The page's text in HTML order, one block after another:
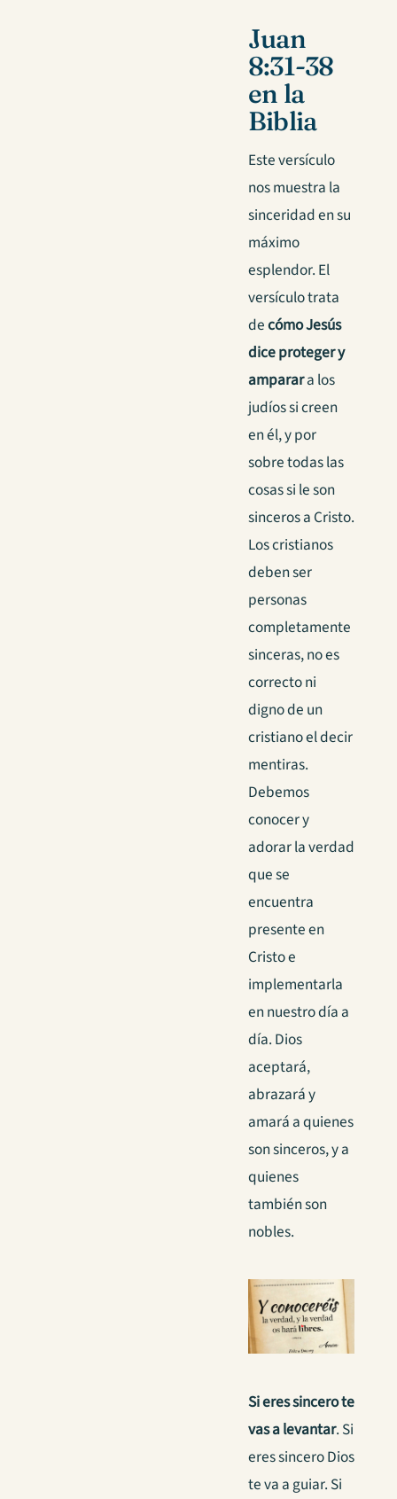
Juan
8:31-38
en la
Biblia
Este versículo
nos muestra la
sinceridad en su
máximo
esplendor. El
versículo trata
decómo Jesús
dice proteger y
amparara los
judíos si creen
en él, y por
sobre todas las
cosas si le son
sinceros a Cristo.
Los cristianos
deben ser
personas
completamente
sinceras, no es
correcto ni
digno de un
cristiano el decir
mentiras.
Debemos
conocer y
adorar la verdad
que se
encuentra
presente en
Cristo e
implementarla
en nuestro día a
día. Dios
aceptará,
abrazará y
amará a quienes
son sinceros, y a
quienes
también son
nobles.
Si eres sincero te
vas a levantar. Si
eres sincero Dios
te va a guiar. Si